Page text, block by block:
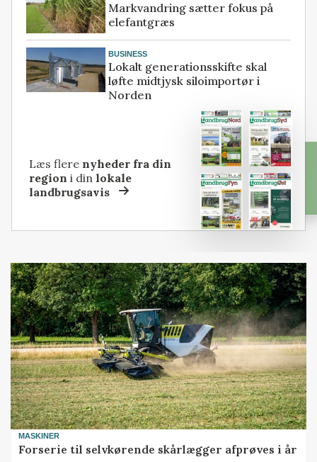
Markvandring sætter fokus på
elefantgræs
BUSINESS
Lokalt generationsskifte skal
løfte midtjysk siloimportør i
Norden
Læs flere nyheder fra din
region i dinlokale
landbrugsavis
MASKINER
Forserie til selvkørende skårlægger afprøves i år